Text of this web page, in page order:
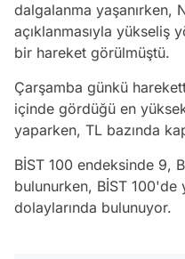
dalgalanma yaşanırken,
açıklanmasıyla yükseliş
bir hareket görülmüştü.
Çarşamba günkü
içinde gördüğü en
yaparken, TL bazında
BİST 100 endeksinde 9,
bulunurken, BİST 100'de
dolaylarında bulunuyor.